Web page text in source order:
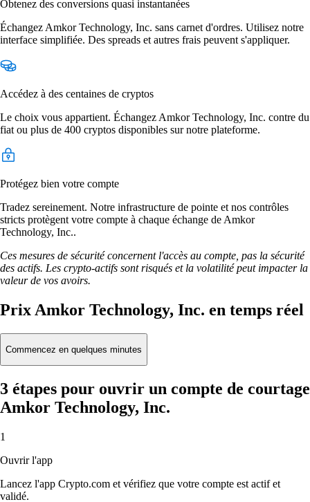
Obtenez des conversions quasi instantanées
Échangez Amkor Technology, Inc. sans carnet d'ordres. Utilisez notre
interface simplifiée. Des spreads et autres frais peuvent s'appliquer.
Accédez à des centaines de cryptos
Le choix vous appartient. Échangez Amkor Technology, Inc. contre du
fiat ou plus de 400 cryptos disponibles sur notre plateforme.
Protégez bien votre compte
Tradez sereinement. Notre infrastructure de pointe et nos contrôles
stricts protègent votre compte à chaque échange de Amkor
Technology, Inc..
Ces mesures de sécurité concernent l'accès au compte, pas la sécurité
des actifs. Les crypto-actifs sont risqués et la volatilité peut impacter la
valeur de vos avoirs.
Prix Amkor Technology, Inc. en temps réel
Commencez en quelques minutes
3 étapes pour ouvrir un compte de courtage
Amkor Technology, Inc.
1
Ouvrir l'app
Lancez l'app Crypto.com et vérifiez que votre compte est actif et
validé.